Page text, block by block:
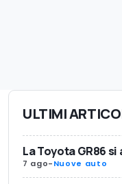
ULTIMI
La Toyota GR86
7 ago-Nuove auto